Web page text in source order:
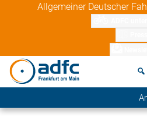
Allgemeiner Deutscher